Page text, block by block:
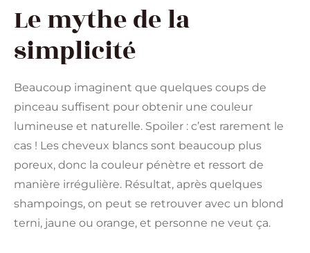
Le mythe de la
simplicité
Beaucoup imaginent que quelques coups de
pinceau suffisent pour obtenir une couleur
lumineuse et naturelle. Spoiler : c’est rarement le
cas ! Les cheveux blancs sont beaucoup plus
poreux, donc la couleur pénètre et ressort de
manière irrégulière. Résultat, après quelques
shampoings, on peut se retrouver avec un blond
terni, jaune ou orange, et personne ne veut ça.